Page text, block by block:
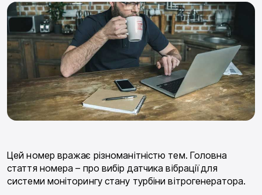
Цей номер вражає різноманітністю тем. Головна
стаття номера – про вибір датчика вібрації для
системи моніторингу стану турбіни вітрогенератора.